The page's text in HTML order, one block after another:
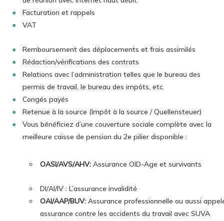
Facturation et rappels
VAT
Remboursement des déplacements et frais assimilés
Rédaction/vérifications des contrats
Relations avec l’administration telles que le bureau des
permis de travail, le bureau des impôts, etc.
Congés payés
Retenue à la source (Impôt à la source / Quellensteuer)
Vous bénéficiez d’une couverture sociale complète avec la
meilleure caisse de pension du 2e pilier disponible :
OASI/AVS/AHV: Assurance OID-Age et survivants
DI/AI/IV : L’assurance invalidité
OAI/AAP/BUV: Assurance professionnelle ou aussi
assurance contre les accidents du travail avec SUVA